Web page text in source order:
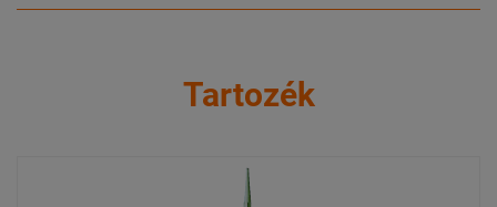
Tartozék